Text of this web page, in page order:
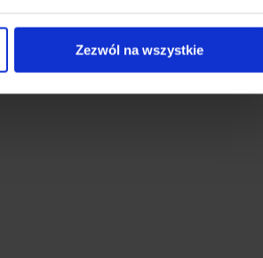
Zezwól na wszystkie